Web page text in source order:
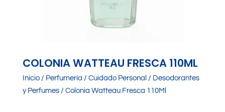
COLONIA WATTEAU FRESCA 110ML
Inicio/ Perfumería / Cuidado Personal / Desodorantes
y Perfumes/ Colonia Watteau Fresca 110Ml